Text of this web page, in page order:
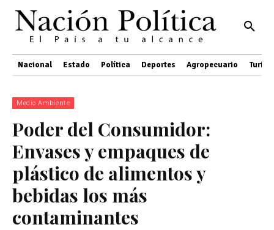
Nacional Estado Política Deportes Agropecuario
Medio Ambiente
Poder del Consumidor:
Envases y empaques de
plástico de alimentos y
bebidas los más
contaminantes